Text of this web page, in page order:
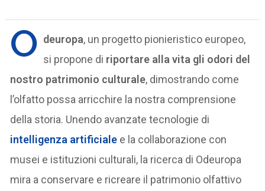
O deuropa, un progetto pionieristico europeo,
si propone di riportare alla vita gli odori del
nostro patrimonio culturale, dimostrando come
l’olfatto possa arricchire la nostra comprensione
della storia. Unendo avanzate tecnologie di
intelligenza artificiale e la collaborazione con
musei e istituzioni culturali, la ricerca di Odeuropa
mira a conservare e ricreare il patrimonio olfattivo